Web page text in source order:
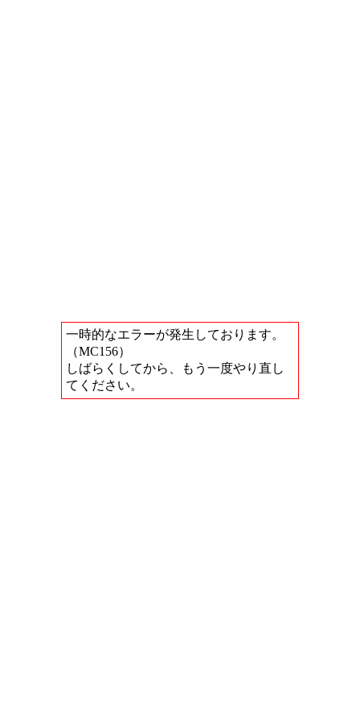
一時的なエラーが発生しております。
（MC156）
しばらくしてから、もう一度やり直し
てください。